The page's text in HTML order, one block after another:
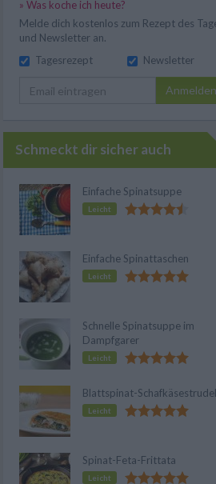
» Was koche ich heute?
Melde dich kostenlos zum Rezept des
und Newsletter an.
Tagesrezept
Newsletter
Anmelden
Schmeckt dir sicher auch
Einfache Spinatsuppe
Leicht
Einfache Spinattaschen
Leicht
Schnelle Spinatsuppe im
Dampfgarer
Leicht
Blattspinat-Schafkäsestrudel
Leicht
Spinat-Feta-Frittata
Leicht